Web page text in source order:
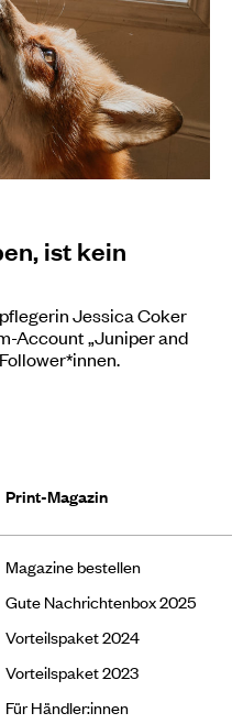
ist kein
Jessica Coker
Account „Juniper and
Print-Magazin
Magazine bestellen
Gute Nachrichtenbox 2025
Vorteilspaket 2024
Vorteilspaket 2023
Für Händler:innen